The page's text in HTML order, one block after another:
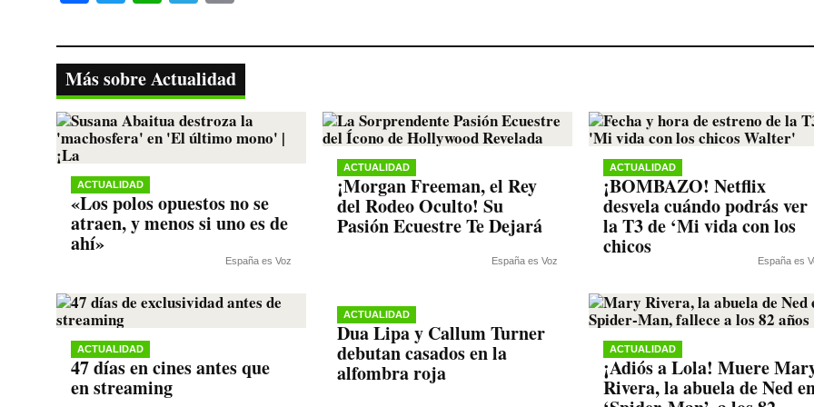
bo
ok
tte
r
ts
A
pp
gr
a
m
y
Li
nk
Más sobre Actualidad
ACTUALIDAD
«Los polos opuestos no se
atraen, y menos si uno es de
ahí»
España es Voz
ACTUALIDAD
¡Morgan Freeman, el Rey
del Rodeo Oculto! Su
Pasión Ecuestre Te Dejará
España es Voz
ACTUALIDAD
¡BOMBAZO! Netflix
desvela cuándo podrás ver
la T3 de ‘Mi vida con los
chicos
España es
ACTUALIDAD
47 días en cines antes que
en streaming
ACTUALIDAD
Dua Lipa y Callum Turner
debutan casados en la
alfombra roja
ACTUALIDAD
¡Adiós a Lola! Muere
Rivera, la abuela de Ned